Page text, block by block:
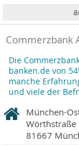
Commerzbank
Die
banken.de von
manche
und viele der
München-
Wörthstraße
81667